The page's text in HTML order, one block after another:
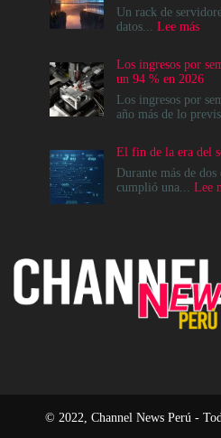
Un rack de
datos... Lee más:
del
Data
no
es
un
Los ingresos por
un 94 % en 2026
Los ingresos por
año más de lo
El fin de la era del
Durante más de
cumplió una... Lee
© 2022, Channel News Perú -